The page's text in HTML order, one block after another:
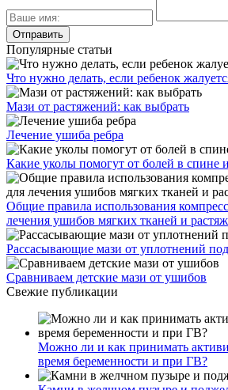
Популярные статьи
Что нужно делать, если ребенок
Мази от растяжений: как выбрать
Лечение ушиба ребра
Какие уколы помогут от болей в спине
Общие правила использования
лечения ушибов мягких тканей и
Рассасывающие мази от уплотнений
Сравниваем детские мази от ушибов
Свежие публикации
Можно ли и как принимать
время беременности и при ГВ?